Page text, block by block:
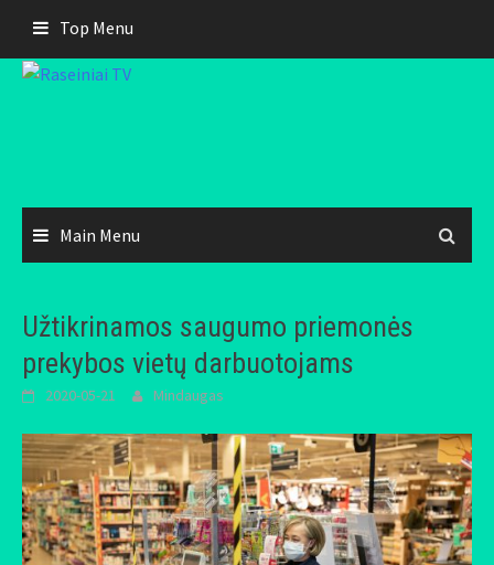
content
Top Menu
Main Menu
Užtikrinamos saugumo priemonės
prekybos vietų darbuotojams
2020-05-21 Mindaugas